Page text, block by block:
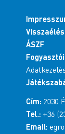
ÁSZF
Cím: 2030
Tel.: +36
Email: